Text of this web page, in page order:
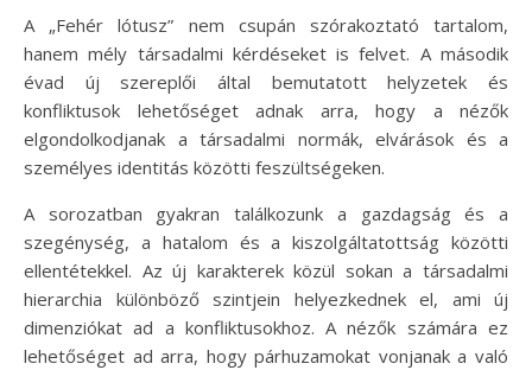
A „Fehér lótusz” nem csupán szórakoztató tartalom,
hanem mély társadalmi kérdéseket is felvet. A második
évad új szereplői által bemutatott helyzetek és
konfliktusok lehetőséget adnak arra, hogy a nézők
elgondolkodjanak a társadalmi normák, elvárások és a
személyes identitás közötti feszültségeken.
A sorozatban gyakran találkozunk a gazdagság és a
szegénység, a hatalom és a kiszolgáltatottság közötti
ellentétekkel. Az új karakterek közül sokan a társadalmi
hierarchia különböző szintjein helyezkednek el, ami új
dimenziókat ad a konfliktusokhoz. A nézők számára ez
lehetőséget ad arra, hogy párhuzamokat vonjanak a való